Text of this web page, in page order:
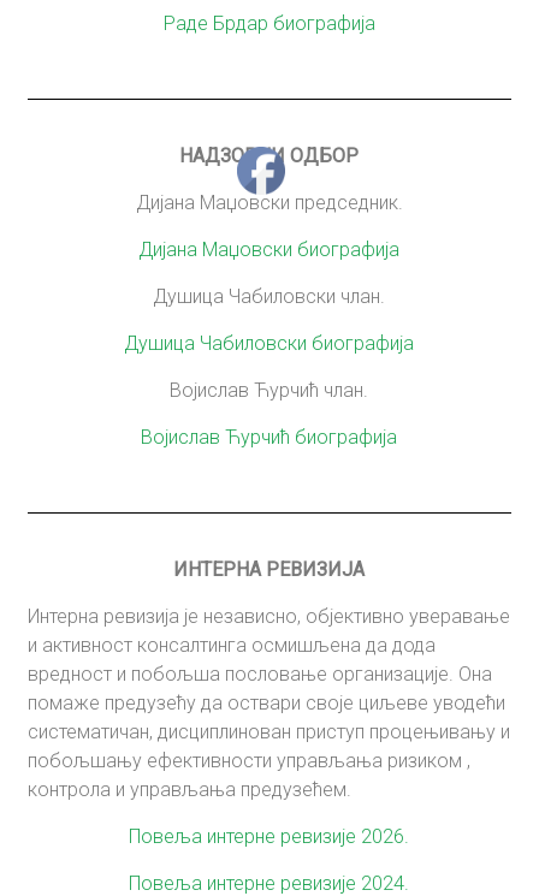
Раде Брдар биографија
НАДЗОРНИ ОДБОР
Дијана Маџовски председник.
Дијана Маџовски биографија
Душица Чабиловски члан.
Душица Чабиловски биографија
Војислав Ћурчић члан.
Војислав Ћурчић биографија
ИНТЕРНА РЕВИЗИЈА
Интерна ревизија је независно, објективно уверавање
и активност консалтинга осмишљена да дода
вредност и побољша пословање организације. Она
помаже предузећу да оствари своје циљеве уводећи
систематичан, дисциплинован приступ процењивању и
побољшању ефективности управљања ризиком ,
контрола и управљања предузећем.
Повеља интерне ревизије 2026.
Повеља интерне ревизије 2024.